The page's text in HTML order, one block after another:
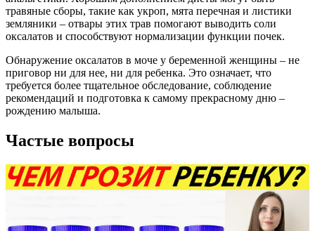
травяные сборы, такие как укроп, мята перечная и листики
земляники – отвары этих трав помогают выводить соли
оксалатов и способствуют нормализации функции почек.
Обнаружение оксалатов в моче у беременной женщины – не
приговор ни для нее, ни для ребенка. Это означает, что
требуется более тщательное обследование, соблюдение
рекомендаций и подготовка к самому прекрасному дню –
рождению малыша.
Частые вопросы